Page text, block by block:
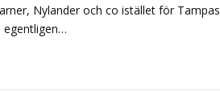
Nylander och co istället för
egentligen…